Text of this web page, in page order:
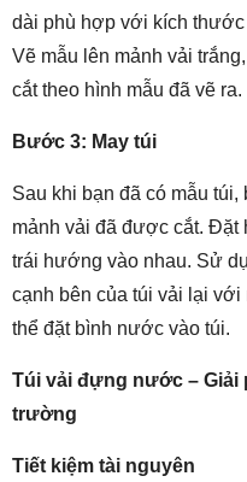
dài phù hợp với kích
Vẽ mẫu lên mảnh vải
cắt theo hình mẫu đã vẽ ra.
Bước 3: May túi
Sau khi bạn đã có mẫu
mảnh vải đã được cắt. Đặt
trái hướng vào nhau. Sử
cạnh bên của túi vải lại với
thể đặt bình nước vào túi.
Túi vải đựng nước – Giải
trường
Tiết kiệm tài nguyên